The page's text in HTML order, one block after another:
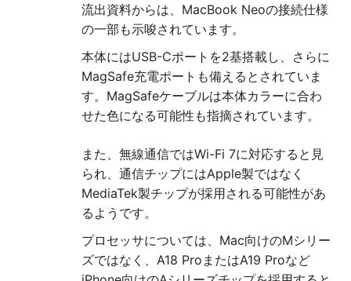
流出資料からは、MacBook Neoの接続仕様
の一部も示唆されています。
本体にはUSB-Cポートを2基搭載し、さらに
MagSafe充電ポートも備えるとされていま
す。MagSafeケーブルは本体カラーに合わ
せた色になる可能性も指摘されています。
また、無線通信ではWi-Fi 7に対応すると見
られ、通信チップにはApple製ではなく
MediaTek製チップが採用される可能性があ
るようです。
プロセッサについては、Mac向けのMシリー
ズではなく、A18 ProまたはA19 Proなど